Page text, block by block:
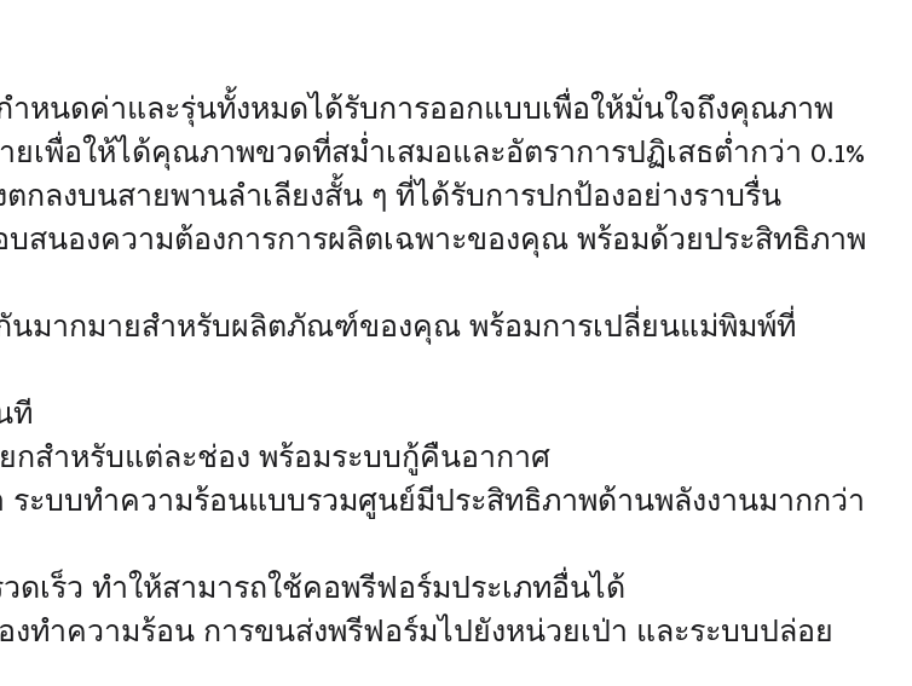
นดค่าและรุ่นทั้งหมดได้รับการออกแบบเพื่อให้มั่นใจถึงคุณภาพ
พื่อให้ได้คุณภาพขวดที่สม่ำเสมอและอัตราการปฏิเสธต่ำกว่า 0.1%
ลงบนสายพานลำเลียงสั้น ๆ ที่ได้รับการปกป้องอย่างราบรื่น
สนองความต้องการการผลิตเฉพาะของคุณ พร้อมด้วยประสิทธิภาพ
นมากมายสำหรับผลิตภัณฑ์ของคุณ พร้อมการเปลี่ยนแม่พิมพ์ที่
ที
สำหรับแต่ละช่อง พร้อมระบบกู้คืนอากาศ
ะบบทำความร้อนแบบรวมศูนย์มีประสิทธิภาพด้านพลังงานมากกว่า
เร็ว ทำให้สามารถใช้คอพรีฟอร์มประเภทอื่นได้
ทำความร้อน การขนส่งพรีฟอร์มไปยังหน่วยเป่า และระบบปล่อย